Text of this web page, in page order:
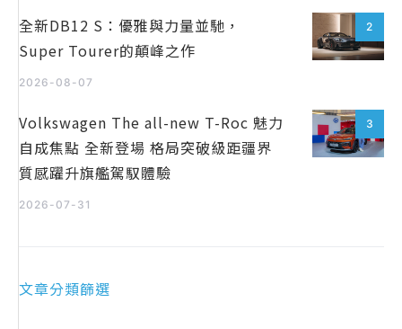
2
全新DB12 S：優雅與力量並馳，
Super Tourer的顛峰之作
2026-08-07
3
Volkswagen The all-new T-Roc 魅力
自成焦點 全新登場 格局突破級距疆界
質感躍升旗艦駕馭體驗
2026-07-31
文章分類篩選